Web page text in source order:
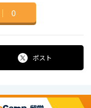
｜ 0
ポスト